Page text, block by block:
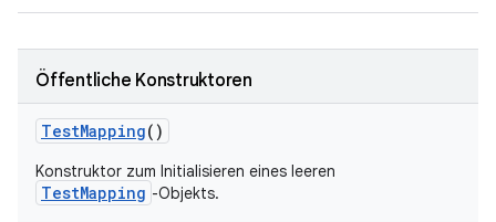
Öffentliche Konstruktoren
TestMapping()
Konstruktor zum Initialisieren eines leeren
TestMapping -Objekts.